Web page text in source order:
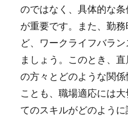
のではなく、具体的な
が重要です。また、勤
ど、ワークライフバラ
ましょう。このとき、
の方々とどのような関
ことも、職場適応には
てのスキルがどのよう